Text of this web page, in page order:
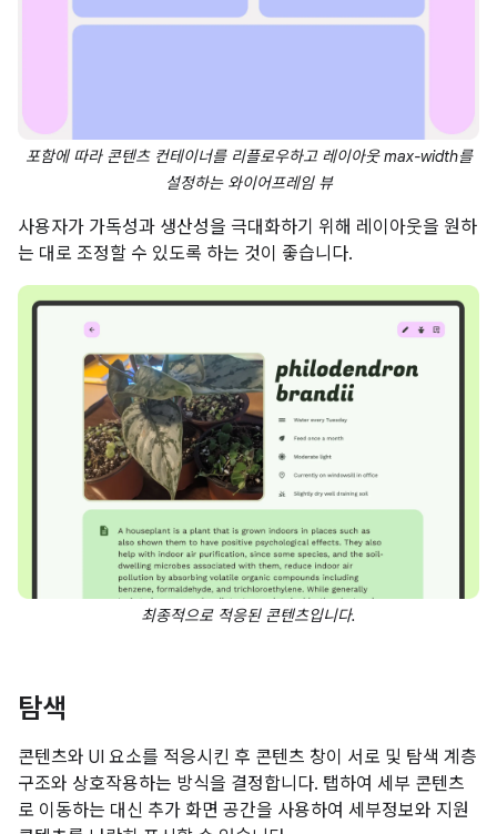
포함에 따라 콘텐츠 컨테이너를 리플로우하고 레이아웃 max-width를
설정하는 와이어프레임 뷰
사용자가 가독성과 생산성을 극대화하기 위해 레이아웃을 원하
는 대로 조정할 수 있도록 하는 것이 좋습니다.
최종적으로 적응된 콘텐츠입니다.
탐색
콘텐츠와 UI 요소를 적응시킨 후 콘텐츠 창이 서로 및 탐색 계층
구조와 상호작용하는 방식을 결정합니다. 탭하여 세부 콘텐츠
로 이동하는 대신 추가 화면 공간을 사용하여 세부정보와 지원